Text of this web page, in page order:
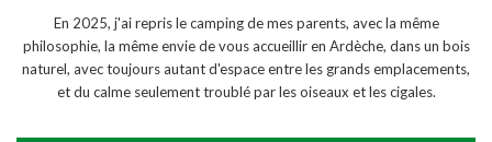
En 2025, j'ai repris le camping de mes parents, avec la même
philosophie, la même envie de vous accueillir en Ardèche, dans un bois
naturel, avec toujours autant d'espace entre les grands emplacements,
et du calme seulement troublé par les oiseaux et les cigales.